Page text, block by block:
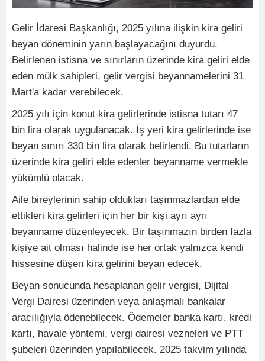
Gelir İdaresi Başkanlığı, 2025 yılına ilişkin kira geliri
beyan döneminin yarın başlayacağını duyurdu.
Belirlenen istisna ve sınırların üzerinde kira geliri elde
eden mülk sahipleri, gelir vergisi beyannamelerini 31
Mart'a kadar verebilecek.
2025 yılı için konut kira gelirlerinde istisna tutarı 47
bin lira olarak uygulanacak. İş yeri kira gelirlerinde ise
beyan sınırı 330 bin lira olarak belirlendi. Bu tutarların
üzerinde kira geliri elde edenler beyanname vermekle
yükümlü olacak.
Aile bireylerinin sahip oldukları taşınmazlardan elde
ettikleri kira gelirleri için her bir kişi ayrı ayrı
beyanname düzenleyecek. Bir taşınmazın birden fazla
kişiye ait olması halinde ise her ortak yalnızca kendi
hissesine düşen kira gelirini beyan edecek.
Beyan sonucunda hesaplanan gelir vergisi, Dijital
Vergi Dairesi üzerinden veya anlaşmalı bankalar
aracılığıyla ödenebilecek. Ödemeler banka kartı, kredi
kartı, havale yöntemi, vergi dairesi vezneleri ve PTT
şubeleri üzerinden yapılabilecek. 2025 takvim yılında